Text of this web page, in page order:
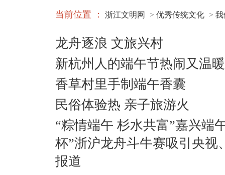
当前位置 ： 浙江文明网 > 优秀传统文化 > 我
龙舟逐浪 文旅兴村
新杭州人的端午节热闹又温暖
香草村里手制端午香囊
民俗体验热 亲子旅游火
“粽情端午 杉水共富”嘉兴端
杯”浙沪龙舟斗牛赛吸引央视
报道